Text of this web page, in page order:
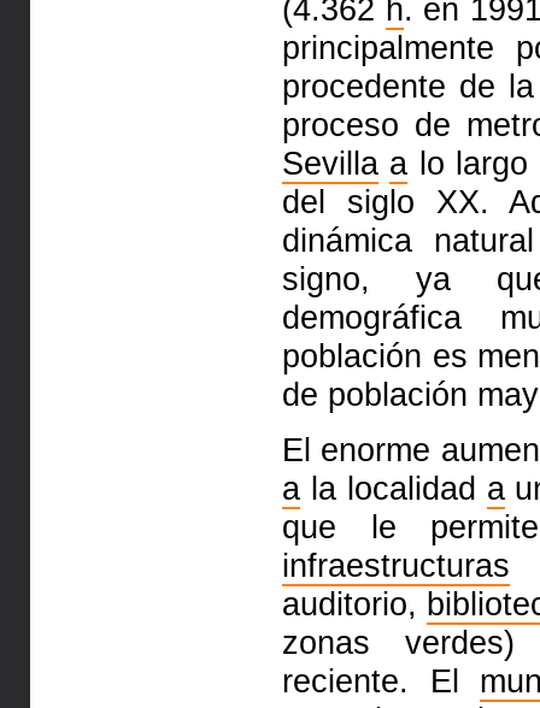
(4.362 h. en
principalmente
procedente de
proceso de
Sevilla a lo largo
del siglo XX.
dinámica
signo, ya
demográfica
población es
de población
El enorme
a la localidad a
que le
infraestructuras
auditorio,
zonas
reciente. El